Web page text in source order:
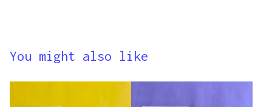
You might also like